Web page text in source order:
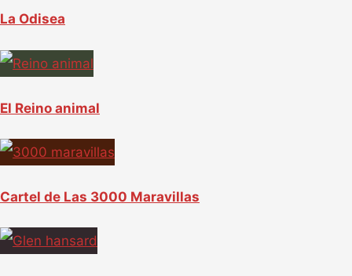
La Odisea
El Reino animal
Cartel de Las 3000 Maravillas